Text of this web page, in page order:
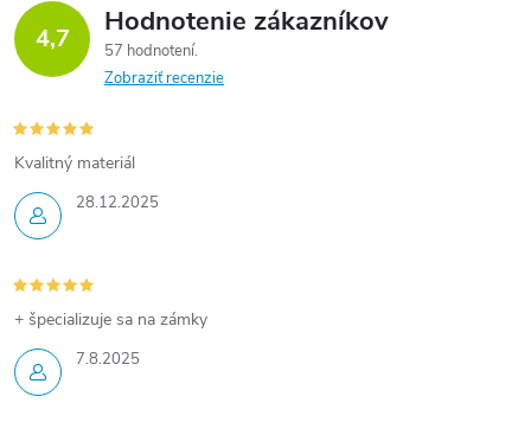
k
y
v
ý
p
s
u
4,7 Hodnotenie zákazníkov
57 hodnotení
Zobraziť recenzie
28.12.2025
Kvalitný materiál
7.8.2025
+ špecializuje sa na zámky